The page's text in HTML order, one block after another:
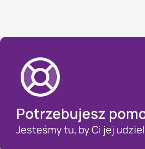
Potrzebujesz
Jesteśmy tu, by Ci jej